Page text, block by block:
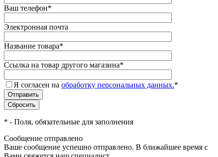
Ваш телефон*
Электронная почта
Название товара*
Ссылка на товар другого магазина*
Я согласен на обработку персональных данных.*
* - Поля, обязательные для заполнения
Сообщение отправлено
Ваше сообщение успешно отправлено. В ближайшее время с